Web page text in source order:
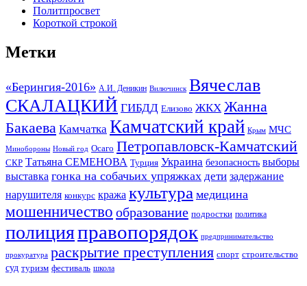
Политпросвет
Короткой строкой
Метки
«Берингия-2016» А.И. Деникин Вилючинск Вячеслав
СКАЛАЦКИЙ ГИБДД Елизово ЖКХ Жанна
Бакаева Камчатка Камчатский край Крым МЧС
Минобороны Новый год Осаго Петропавловск-Камчатский
СКР Татьяна СЕМЕНОВА Турция Украина безопасность выборы
выставка гонка на собачьих упряжках дети задержание
нарушителя конкурс кража культура медицина
мошенничество образование подростки политика
полицияправопорядок предпринимательство
прокуратура раскрытие преступления спорт строительство
суд туризм фестиваль школа